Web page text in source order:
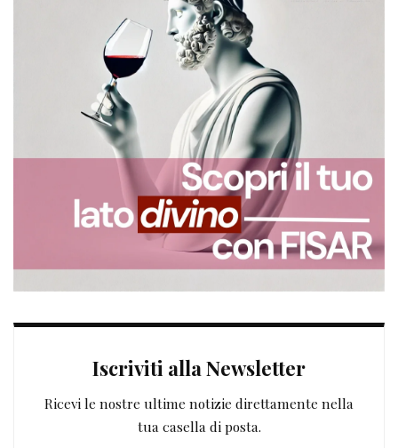
Iscriviti alla Newsletter
Ricevi le nostre ultime notizie direttamente nella
tua casella di posta.